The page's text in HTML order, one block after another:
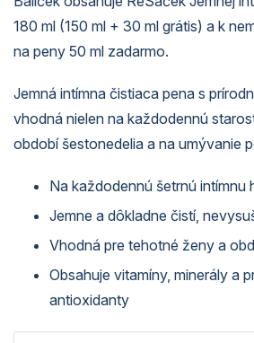
180 ml (150 ml + 30 ml grátis) a k
na peny 50 ml zadarmo.
Jemná intímna čistiaca pena s
vhodná nielen na každodennú
období šestonedelia a na umývanie
Na každodennú šetrnú intímnu
Jemne a dôkladne čistí,
Vhodná pre tehotné ženy a
Obsahuje vitamíny, minerály a
antioxidanty